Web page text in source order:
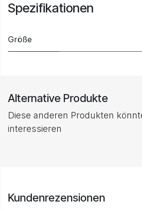
Spezifikationen
Größe
Alternative Produkte
Diese anderen Produkten
interessieren
Kundenrezensionen